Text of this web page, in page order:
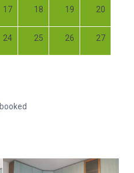
17 18 19 20
24 25 26 27
booked